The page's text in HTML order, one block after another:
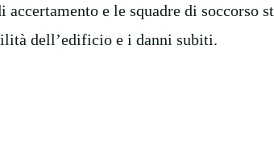
accertamento e le squadre di soccorso
dell’edificio e i danni subiti.